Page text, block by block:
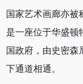
国家艺术画廊亦
是一座位于华盛顿
国政府，由史密森
下通道相通。